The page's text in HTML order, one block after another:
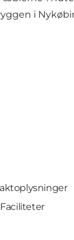
i
Faciliteter